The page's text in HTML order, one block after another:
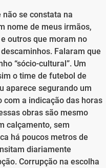
se constata na
nome de meus irmãos,
outros que moram no
Falaram que
“sócio-cultural”. Um
o time de futebol de
aparece segurando um
a indicação das horas
obras são mesmo
calçamento, sem
há poucos metros de
diariamente
Corrupção na escolha